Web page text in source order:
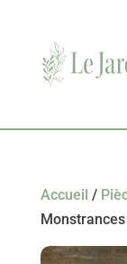
Accueil /